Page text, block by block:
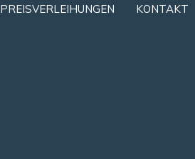
PREISVERLEIHUNGEN KONTAKT